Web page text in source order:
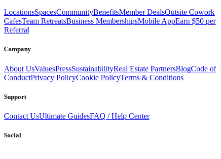
LocationsSpacesCommunityBenefitsMember DealsOutsite Cowork
CafesTeam RetreatsBusiness MembershipsMobile AppEarn $50 per
Referral
Company
About UsValuesPressSustainabilityReal Estate PartnersBlogCode of
ConductPrivacy PolicyCookie PolicyTerms & Conditions
Support
Contact UsUltimate GuidesFAQ / Help Center
Social